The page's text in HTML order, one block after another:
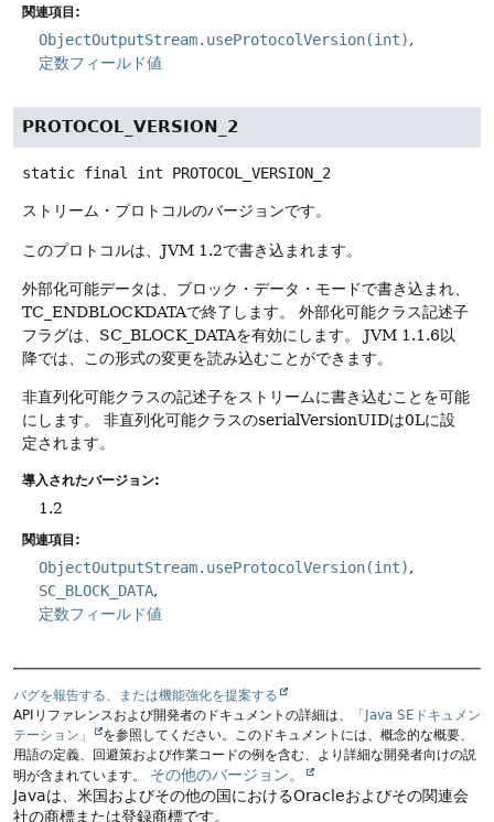
関連項目:
ObjectOutputStream.useProtocolVersion(int)
定数フィールド値
PROTOCOL_VERSION_2
static final int PROTOCOL_VERSION_2
ストリーム・プロトコルのバージョンです。
このプロトコルは、JVM 1.2で書き込まれます。
外部化可能データは、ブロック・データ・モードで書き込まれ、
TC_ENDBLOCKDATAで終了します。
外部化可能クラス記述子
フラグは、SC_BLOCK_DATAを有効にします。
JVM 1.1.6以
降では、この形式の変更を読み込むことができます。
非直列化可能クラスの記述子をストリームに書き込むことを可能
にします。
非直列化可能クラスのserialVersionUIDは0Lに設
定されます。
導入されたバージョン:
1.2
関連項目:
ObjectOutputStream.useProtocolVersion(int)
SC_BLOCK_DATA
定数フィールド値
バグを報告する、または機能強化を提案する
APIリファレンスおよび開発者のドキュメントの詳細は、
「Java SEドキュメン
テーション」
を参照してください。このドキュメントには、概念的な概要、
用語の定義、回避策および作業コードの例を含む、より詳細な開発者向けの説
明が含まれています。
その他のバージョン。
Javaは、米国およびその他の国におけるOracleおよびその関連会
社の商標または登録商標です。